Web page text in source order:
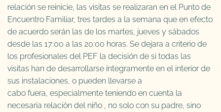
relación se reinicie, las visitas se realizaran en el Punto de
Encuentro Familiar, tres tardes a la semana que en efecto
de acuerdo serán las de los martes, jueves y sábados
desde las 17:00 a las 20:00 horas. Se dejara a criterio de
los profesionales del PEF la decisión de si todas las
visitas han de desarrollarse íntegramente en el interior de
sus instalaciones, o pueden llevarse a
cabo fuera, especialmente teniendo en cuenta la
necesaria relación del niño , no solo con su padre, sino